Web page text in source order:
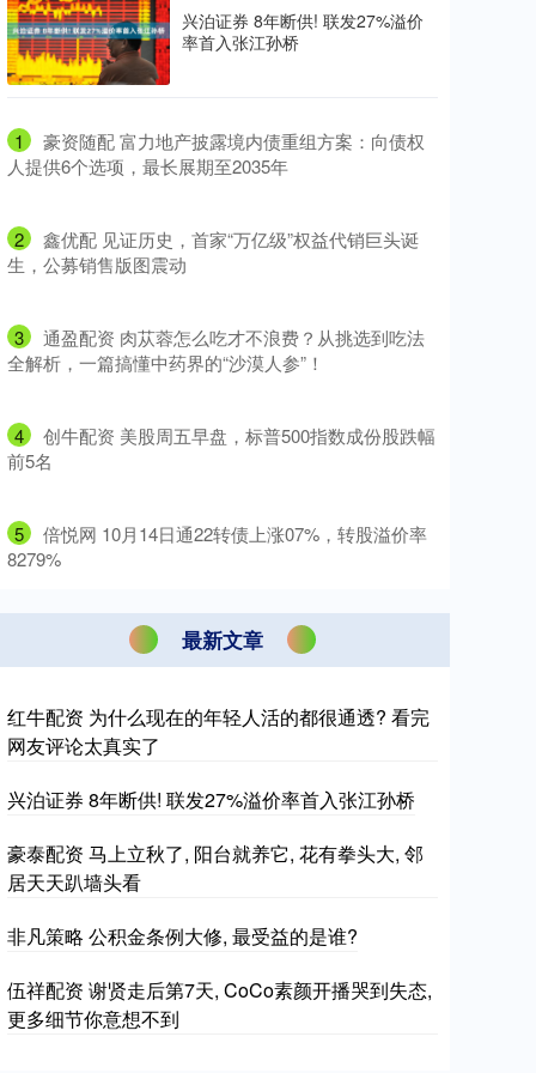
兴泊证券 8年断供! 联发27%溢价
率首入张江孙桥
1
​豪资随配 富力地产披露境内债重组方案：向债权
人提供6个选项，最长展期至2035年
2
​鑫优配 见证历史，首家“万亿级”权益代销巨头诞
生，公募销售版图震动
3
​通盈配资 肉苁蓉怎么吃才不浪费？从挑选到吃法
全解析，一篇搞懂中药界的“沙漠人参”！
4
​创牛配资 美股周五早盘，标普500指数成份股跌幅
前5名
5
​倍悦网 10月14日通22转债上涨07%，转股溢价率
8279%
最新文章
红牛配资 为什么现在的年轻人活的都很通透? 看完
网友评论太真实了
兴泊证券 8年断供! 联发27%溢价率首入张江孙桥
豪泰配资 马上立秋了, 阳台就养它, 花有拳头大, 邻
居天天趴墙头看
非凡策略 公积金条例大修, 最受益的是谁?
伍祥配资 谢贤走后第7天, CoCo素颜开播哭到失态,
更多细节你意想不到